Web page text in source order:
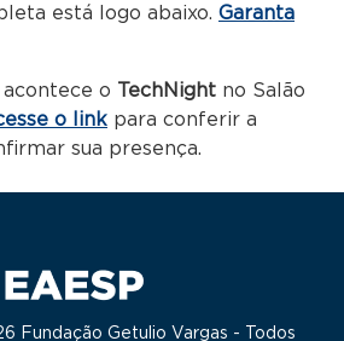
está logo abaixo. Garanta
acontece o TechNight no Salão
o link para conferir a
sua presença.
Fundação Getulio Vargas - Todos